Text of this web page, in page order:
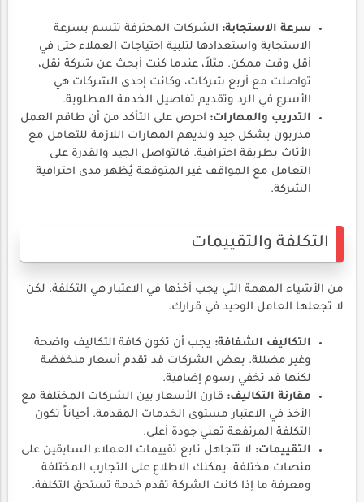
سرعة الاستجابة: الشركات المحترفة تتسم بسرعة
الاستجابة واستعدادها لتلبية احتياجات العملاء حتى في
أقل وقت ممكن. مثلاً، عندما كنت أبحث عن شركة نقل،
تواصلت مع أربع شركات، وكانت إحدى الشركات هي
الأسرع في الرد وتقديم تفاصيل الخدمة المطلوبة.
التدريب والمهارات: احرص على التأكد من أن طاقم العمل
مدربون بشكل جيد ولديهم المهارات اللازمة للتعامل مع
الأثاث بطريقة احترافية. فالتواصل الجيد والقدرة على
التعامل مع المواقف غير المتوقعة يُظهر مدى احترافية
الشركة.
التكلفة والتقييمات
من الأشياء المهمة التي يجب أخذها في الاعتبار هي التكلفة، لكن
لا تجعلها العامل الوحيد في قرارك.
التكاليف الشفافة: يجب أن تكون كافة التكاليف واضحة
وغير مضللة. بعض الشركات قد تقدم أسعار منخفضة
لكنها قد تخفي رسوم إضافية.
مقارنة التكاليف: قارن الأسعار بين الشركات المختلفة مع
الأخذ في الاعتبار مستوى الخدمات المقدمة. أحياناً تكون
التكلفة المرتفعة تعني جودة أعلى.
التقييمات: لا تتجاهل تابع تقييمات العملاء السابقين على
منصات مختلفة. يمكنك الاطلاع على التجارب المختلفة
ومعرفة ما إذا كانت الشركة تقدم خدمة تستحق التكلفة.